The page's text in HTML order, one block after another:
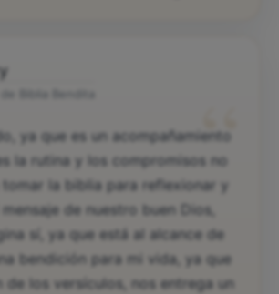
“
ya que es un acompañamiento
la rutina y los compromisos no
la biblia para reflexionar y
de nuestro buen Dios,
sí, ya que está al alcance de
bendición para mi vida, ya que
de los versículos, nos entrega un